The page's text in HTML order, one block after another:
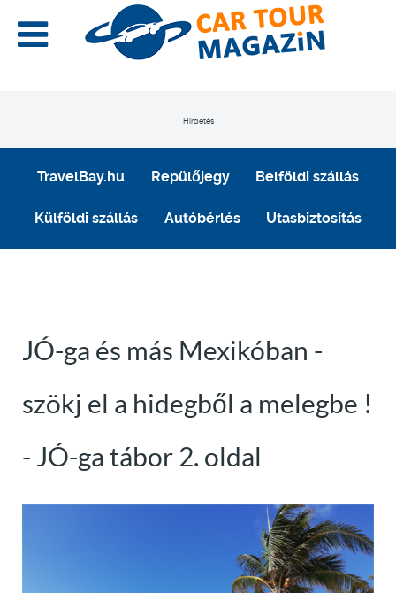
Hirdetés
TravelBay.hu Repülőjegy Belföldi szállás
Külföldi szállás Autóbérlés Utasbiztosítás
JÓ-ga és más Mexikóban -
szökj el a hidegből a melegbe !
- JÓ-ga tábor 2. oldal